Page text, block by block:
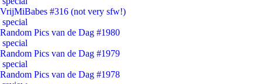
VrijMiBabes #316 (not very sfw!)
special
Random Pics van de Dag #1980
special
Random Pics van de Dag #1979
special
Random Pics van de Dag #1978